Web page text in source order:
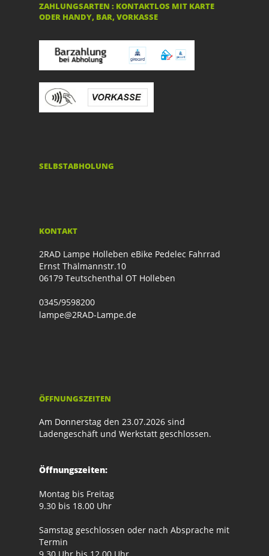
ZAHLUNGSARTEN : KONTAKTLOS MIT KARTE
ODER HANDY, BAR, VORKASSE
SELBSTABHOLUNG
KONTAKT
2RAD Lampe Holleben eBike Pedelec Fahrrad
Ernst Thälmannstr.10
06179 Teutschenthal OT Holleben
0345/9598200
lampe@2RAD-Lampe.de
ÖFFNUNGSZEITEN
Am Donnerstag den 23.07.2026 sind
Ladengeschäft und Werkstatt geschlossen.
Öffnungszeiten:
Montag bis Freitag
9.30 bis 18.00 Uhr
Samstag geschlossen oder nach Absprache mit
Termin